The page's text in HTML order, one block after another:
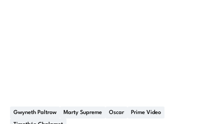
Gwyneth Paltrow Marty Supreme Oscar Prime Video